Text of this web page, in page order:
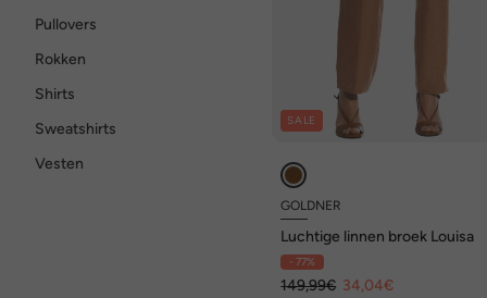
Pullovers
Rokken
Shirts
Sweatshirts
Vesten
SALE
GOLDNER
Luchtige linnen broek Louisa
- 77%
149,99€ 34,04€